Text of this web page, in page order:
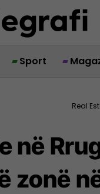
Sport
Real
në
zonë